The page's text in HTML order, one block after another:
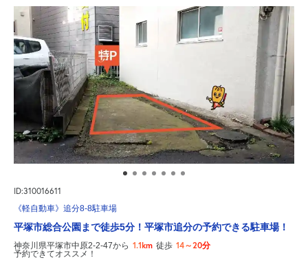
ID:310016611
《軽自動車》追分8-8駐車場
平塚市総合公園まで徒歩5分！平塚市追分の予約できる駐車場！
神奈川県平塚市中原2-2-47から 1.1km 徒歩 14～20分
予約できてオススメ！